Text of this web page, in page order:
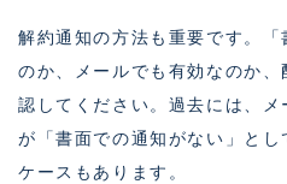
解約通知の方法も重要です。
のか、メールでも有効なのか
認してください。過去には、メ
が「書面での通知がない」と
ケースもあります。